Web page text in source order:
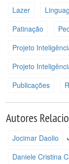
Lazer
Patinação
Projeto
Projeto
Publicações
Autores
Jocimar Daolio
Daniele Cristina